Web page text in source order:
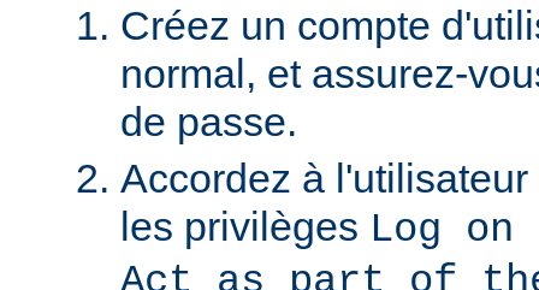
Créez un compte
normal, et assurez-
de passe.
Accordez à
les privilèges Log